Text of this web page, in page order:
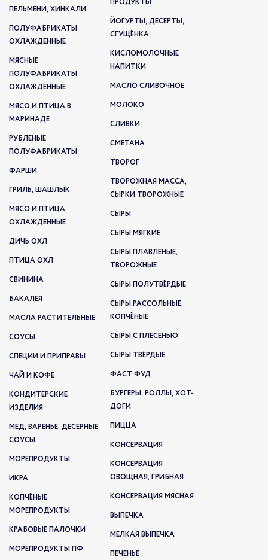
ПЕЛЬМЕНИ, ХИНКАЛИ
ПОЛУФАБРИКАТЫ
ОХЛАЖДЕННЫЕ
МЯСНЫЕ
ПОЛУФАБРИКАТЫ
ОХЛАЖДЕННЫЕ
МЯСО И ПТИЦА В
МАРИНАДЕ
РУБЛЕНЫЕ
ПОЛУФАБРИКАТЫ
ФАРШИ
ГРИЛЬ, ШАШЛЫК
МЯСО И ПТИЦА
ОХЛАЖДЕННЫЕ
ДИЧЬ ОХЛ
ПТИЦА ОХЛ
СВИНИНА
БАКАЛЕЯ
МАСЛА РАСТИТЕЛЬНЫЕ
СОУСЫ
СПЕЦИИ И ПРИПРАВЫ
ЧАЙ И КОФЕ
КОНДИТЕРСКИЕ
ИЗДЕЛИЯ
МЕД, ВАРЕНЬЕ, ДЕСЕРНЫЕ
СОУСЫ
МОРЕПРОДУКТЫ
ИКРА
КОПЧЁНЫЕ
МОРЕПРОДУКТЫ
КРАБОВЫЕ ПАЛОЧКИ
МОРЕПРОДУКТЫ ПФ
ЙОГУРТЫ, ДЕСЕРТЫ,
СГУЩЁНКА
КИСЛОМОЛОЧНЫЕ
НАПИТКИ
МАСЛО СЛИВОЧНОЕ
МОЛОКО
СЛИВКИ
СМЕТАНА
ТВОРОГ
ТВОРОЖНАЯ МАССА,
СЫРКИ ТВОРОЖНЫЕ
СЫРЫ
СЫРЫ МЯГКИЕ
СЫРЫ ПЛАВЛЕНЫЕ,
ТВОРОЖНЫЕ
СЫРЫ ПОЛУТВЁРДЫЕ
СЫРЫ РАССОЛЬНЫЕ,
КОПЧЁНЫЕ
СЫРЫ С ПЛЕСЕНЬЮ
СЫРЫ ТВЁРДЫЕ
ФАСТ ФУД
БУРГЕРЫ, РОЛЛЫ, ХОТ-
ДОГИ
ПИЦЦА
КОНСЕРВАЦИЯ
КОНСЕРВАЦИЯ
ОВОЩНАЯ, ГРИБНАЯ
КОНСЕРВАЦИЯ МЯСНАЯ
ВЫПЕЧКА
МЕЛКАЯ ВЫПЕЧКА
ПЕЧЕНЬЕ